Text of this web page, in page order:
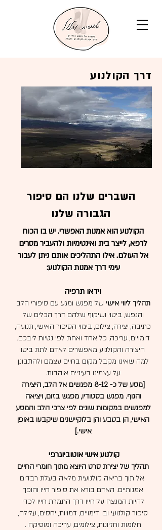
דרך הקולנוע
השברים שלנו הם סיפור
הגבורה שלנו
הקולנוע הוא אמנות האפשרי. יש בו הכוח
לרפא, לייצר בית ואינטימיות ולהעביר מסרים
אל העולם. אילו התהליכים אותם ניתן לעבור
עימי דרך אמנות הקולנוע:
וידאו תרפיה
תהליך ליווי אישי של מפגש ומגע עם סיפורי הלב
והנפש, ביטוי ושיקוף שלהם דרך הכלים של
כתיבה, יצירה, צילום, בימוי הסיפור האישי, תנועה,
דימויים, עריכה, כל אחד ואחת לפי נטיות ליבכם.
היצירה והקולנוע מאפשרים לאדם לתת ביטוי
למה שאינו מקבל מקום בחיים עצמם ולהתבונן
על עצמינו בעיניים אוהבות.
[מסע של כ- 8-12 מפגשים אל הלב, היצירה
והגוף. מפגש בסטודיו, מפגש בזום, ויציאה
למפגשים במקומות שונים לפי צרכי הלב והמסע
האישי, הן בטבע והן בלוקיישנים שיקבעו באופן
אישי.]
קולנוע אישי אוטוביוגרפי
תהליך של יצירת סרט היוצא מתוך חומרי החיים
אל תוך בריאה קולנועית מלאה בעלת רבדים
אמנותיים. האדם בורא את סיפור חייו והופך
להיות המנצח על חייו דרך התמרת חייו לכדי
סיפור קולנועי ובו דימויים, דמויות, יחסים, עלילה,
חלומות וחזיונות, צילומים, עריכה ומוסיקה .